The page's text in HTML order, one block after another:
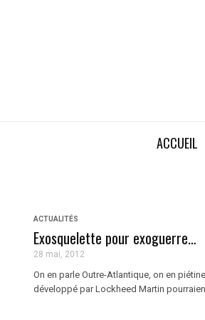
ACCUEIL
ACTUALITÉS
Exosquelette pour exoguerre…
28 mai, 2012
On en parle Outre-Atlantique, on en
développé par Lockheed Martin